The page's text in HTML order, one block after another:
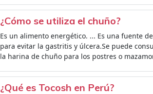
¿Cómo se utiliza el chuño?
Es un alimento energético. ... Es una fuente
para evitar la gastritis y úlcera.Se puede
la harina de chuño para los postres o
¿Qué es Tocosh en Perú?